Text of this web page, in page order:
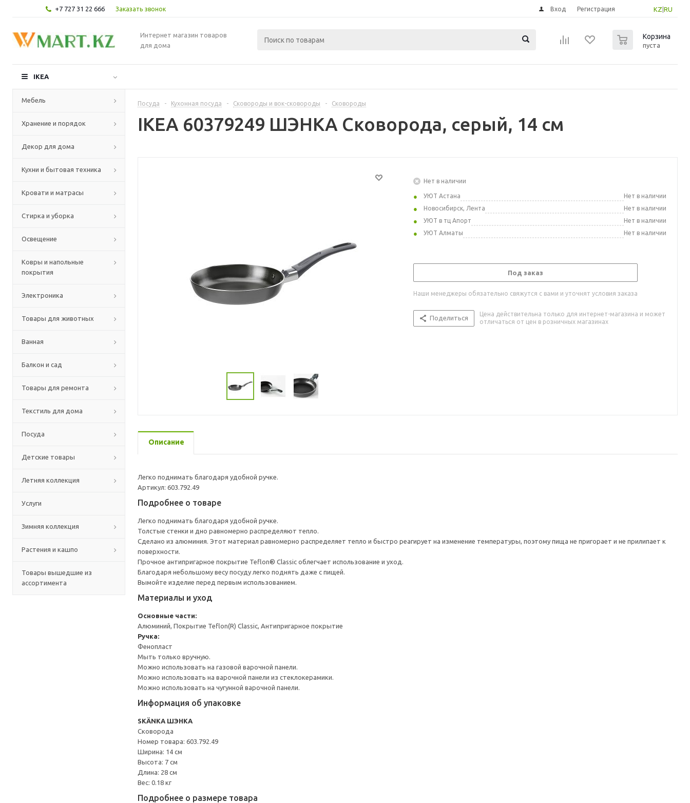
+7 727 31 22 666 Заказать звонок KZ RU
Вход Регистрация
Интернет магазин товаров
для дома
Корзина
пуста
IKEA
Мебель
Хранение и порядок
Декор для дома
Кухни и бытовая техника
Кровати и матрасы
Стирка и уборка
Освещение
Ковры и напольные
покрытия
Электроника
Товары для животных
Ванная
Балкон и сад
Товары для ремонта
Текстиль для дома
Посуда
Детские товары
Летняя коллекция
Услуги
Зимняя коллекция
Растения и кашпо
Товары вышедшие из
ассортимента
Посуда - Кухонная посуда - Сковороды и вок-сковороды - Сковороды
IKEA 60379249 ШЭНКА Сковорода, серый, 14 см
Нет в наличии
УЮТ Астана
Нет в наличии
Новосибирск, Лента
Нет в наличии
УЮТ в тц Апорт
Нет в наличии
УЮТ Алматы
Нет в наличии
Под заказ
Наши менеджеры обязательно свяжутся с вами и уточнят условия заказа
Поделиться
Цена действительна только для интернет-магазина и может
отличаться от цен в розничных магазинах
Описание
Легко поднимать благодаря удобной ручке.
Артикул: 603.792.49
Подробнее о товаре
Легко поднимать благодаря удобной ручке.
Толстые стенки и дно равномерно распределяют тепло.
Сделано из алюминия. Этот материал равномерно распределяет тепло и быстро реагирует на изменение температуры, поэтому пища не пригорает и не прилипает к
поверхности.
Прочное антипригарное покрытие Teflon® Classic облегчает использование и уход.
Благодаря небольшому весу посуду легко поднять даже с пищей.
Вымойте изделие перед первым использованием.
Материалы и уход
Основные части:
Алюминий, Покрытие Teflon(R) Classic, Антипригарное покрытие
Ручка:
Фенопласт
Мыть только вручную.
Можно использовать на газовой варочной панели.
Можно использовать на варочной панели из стеклокерамики.
Можно использовать на чугунной варочной панели.
Информация об упаковке
SKÄNKA ШЭНКА
Сковорода
Номер товара: 603.792.49
Ширина: 14 см
Высота: 7 см
Длина: 28 см
Вес: 0.18 кг
Подробнее о размере товара